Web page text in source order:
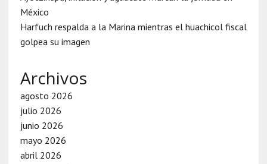
México
Harfuch respalda a la Marina mientras el huachicol fiscal
golpea su imagen
Archivos
agosto 2026
julio 2026
junio 2026
mayo 2026
abril 2026